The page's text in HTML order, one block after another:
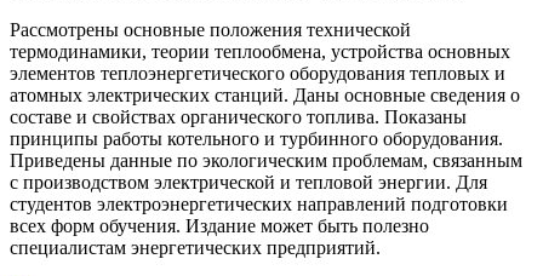
Рассмотрены основные положения технической
термодинамики, теории теплообмена, устройства основных
элементов теплоэнергетического оборудования тепловых и
атомных электрических станций. Даны основные сведения о
составе и свойствах органического топлива. Показаны
принципы работы котельного и турбинного оборудования.
Приведены данные по экологическим проблемам, связанным
с производством электрической и тепловой энергии. Для
студентов электроэнергетических направлений подготовки
всех форм обучения. Издание может быть полезно
специалистам энергетических предприятий.